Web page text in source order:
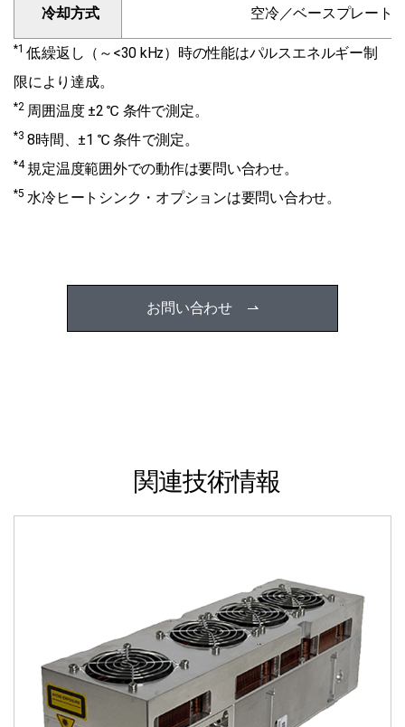
冷却方式 空冷／ベースプレート
*1 低繰返し（～<30 kHz）時の性能はパルスエネルギー制
限により達成。
*2周囲温度 ±2 ℃ 条件で測定。
*3 8時間、±1 ℃ 条件で測定。
*4規定温度範囲外での動作は要問い合わせ。
*5 水冷ヒートシンク・オプションは要問い合わせ。
お問い合わせ ⇀
関連技術情報